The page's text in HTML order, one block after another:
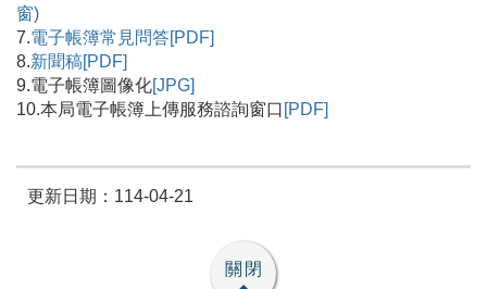
窗)
7.電子帳簿常見問答[PDF]
8.新聞稿[PDF]
9.電子帳簿圖像化[JPG]
10.本局電子帳簿上傳服務諮詢窗口 [PDF]
更新日期：114-04-21
關閉